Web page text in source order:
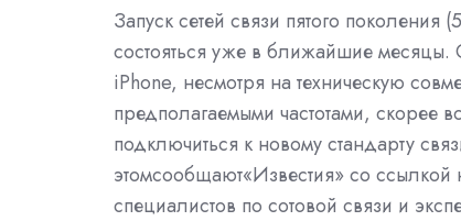
Запуск сетей связи пятого поколения
состояться уже в ближайшие месяцы.
iPhone, несмотря на техническую
предполагаемыми частотами, скорее
подключиться к новому стандарту
этомсообщают«Известия» со ссылкой
специалистов по сотовой связи и